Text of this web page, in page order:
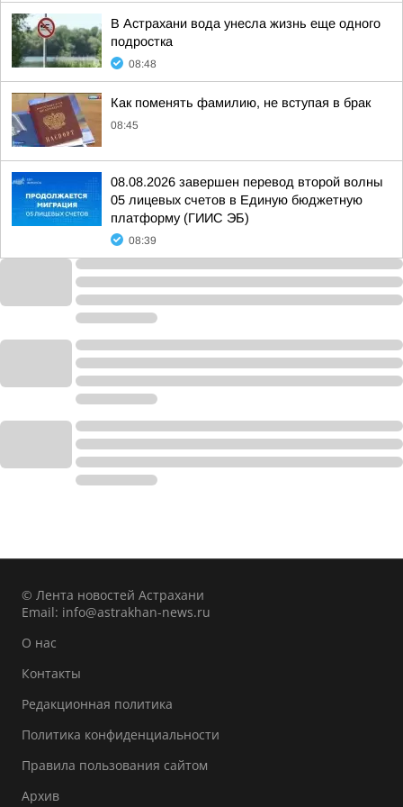
В Астрахани вода унесла жизнь еще одного
подростка
08:48
Как поменять фамилию, не вступая в брак
08:45
08.08.2026 завершен перевод второй волны
05 лицевых счетов в Единую бюджетную
платформу (ГИИС ЭБ)
08:39
© Лента новостей Астрахани
Email: info@astrakhan-news.ru
О нас
Контакты
Редакционная политика
Политика конфиденциальности
Правила пользования сайтом
Архив